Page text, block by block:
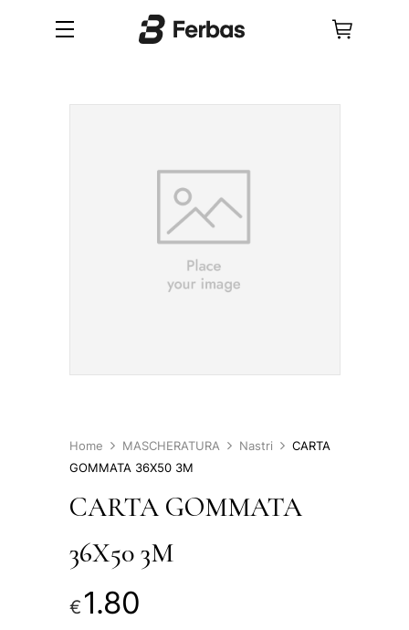
Home MASCHERATURA Nastri
CARTA
GOMMATA 36X50 3M
CARTA GOMMATA
36X50 3M
€ 1.80